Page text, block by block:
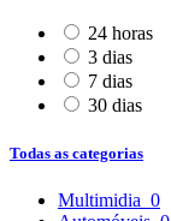
24 horas
3 dias
7 dias
30 dias
Todas as categorias
Multimidia 0